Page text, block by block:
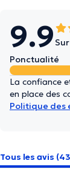
9.9
Ponctualité
La confiance
en place des
Politique des
Tous les avis